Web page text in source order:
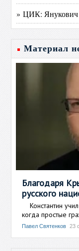
» ЦИК: Янукович
Материал
Благодаря
русского
Константин
когда простые
Павел Святенков 23